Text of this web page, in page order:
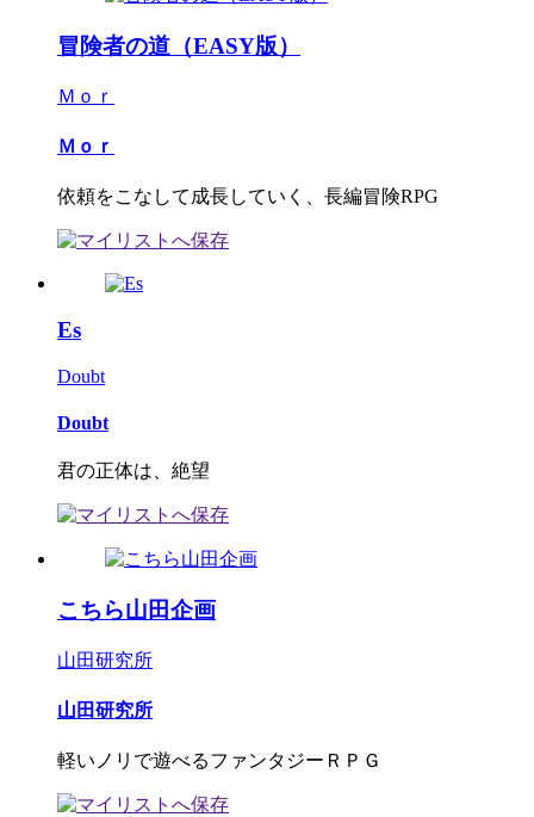
冒険者の道（EASY版）
Ｍｏｒ
Ｍｏｒ
依頼をこなして成長していく、長編冒険RPG
Es
Doubt
Doubt
君の正体は、絶望
こちら山田企画
山田研究所
山田研究所
軽いノリで遊べるファンタジーＲＰＧ